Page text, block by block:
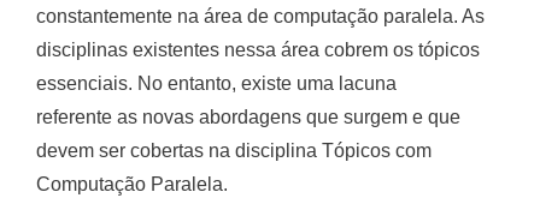
constantemente na área de computação paralela. As
disciplinas existentes nessa área cobrem os tópicos
essenciais. No entanto, existe uma lacuna
referente as novas abordagens que surgem e que
devem ser cobertas na disciplina Tópicos com
Computação Paralela.